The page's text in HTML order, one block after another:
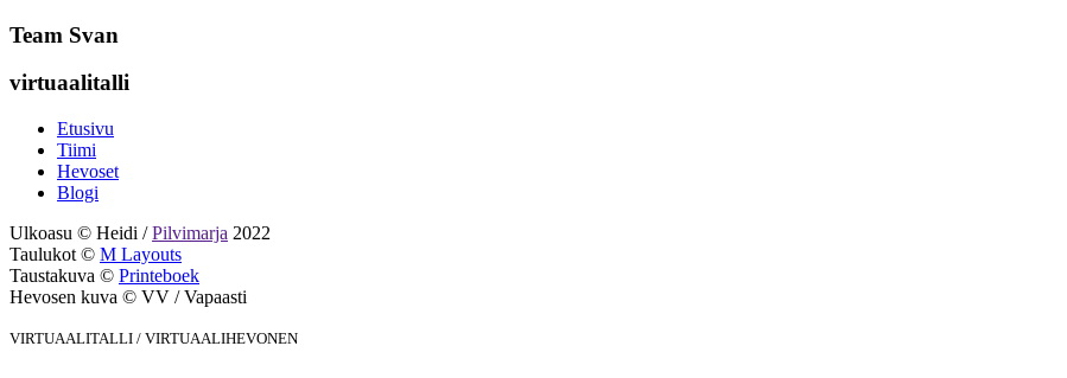
Team Svan
virtuaalitalli
Etusivu
Tiimi
Hevoset
Blogi
Ulkoasu © Heidi /Pilvimarja 2022
Taulukot © M Layouts
Taustakuva © Printeboek
Hevosen kuva © VV / Vapaasti
VIRTUAALITALLI / VIRTUAALIHEVONEN